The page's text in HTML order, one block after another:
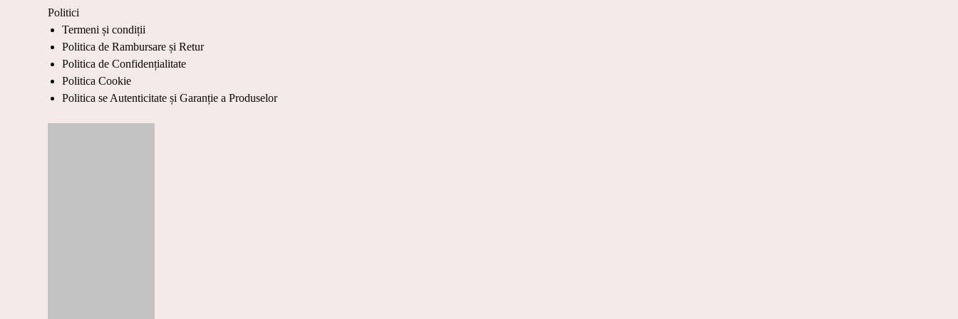
Politici
Termeni și condiții
Politica de Rambursare și Retur
Politica de Confidențialitate
Politica Cookie
Politica se Autenticitate și Garanție a Produselor